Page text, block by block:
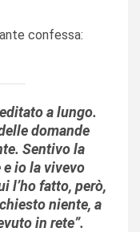
confessa:
a lungo.
domande
Sentivo la
io la vivevo
l’ho fatto, però,
niente, a
in rete”.